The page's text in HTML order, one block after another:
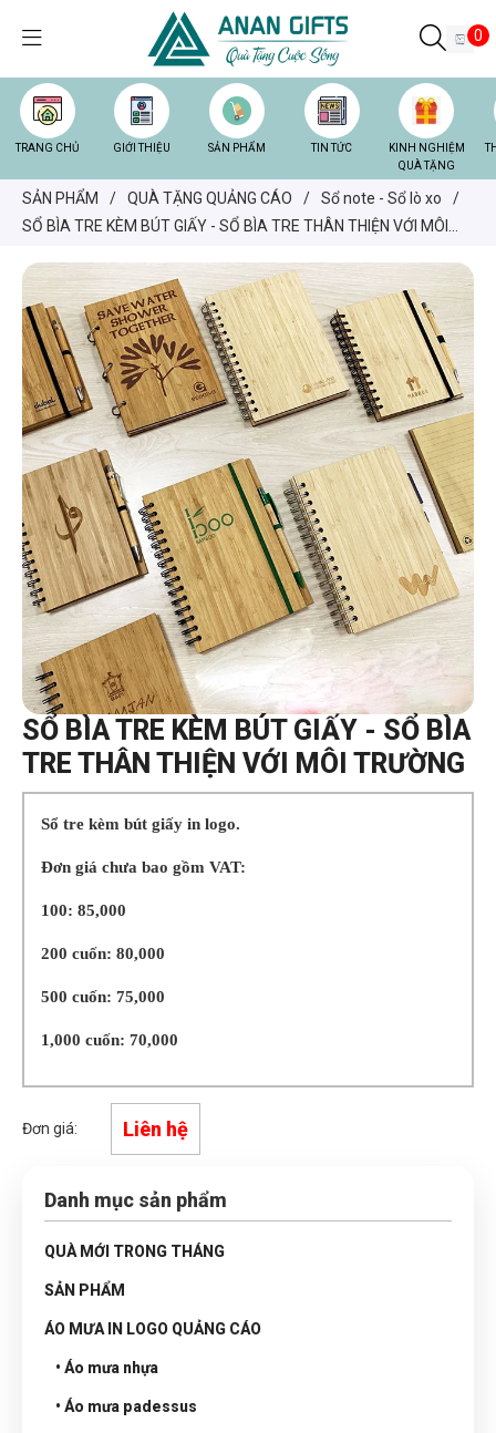
0
TRANG CHỦ GIỚI THIỆU SẢN PHẨM TIN TỨC
KINH NGHIỆM
QUÀ TẶNG
SẢN PHẨM / QUÀ TẶNG QUẢNG CÁO / Sổ note - Sổ lò xo
/
SỔ BÌA TRE KÈM BÚT GIẤY - SỔ BÌA TRE THÂN THIỆN VỚI MÔI
SỔ BÌA TRE KÈM BÚT GIẤY - SỔ BÌA
TRE THÂN THIỆN VỚI MÔI TRƯỜNG
Sổ tre kèm bút giấy in logo.
Đơn giá chưa bao gồm VAT:
100: 85,000
200 cuốn: 80,000
500 cuốn: 75,000
1,000 cuốn: 70,000
Đơn giá: Liên hệ
Danh mục sản phẩm
QUÀ MỚI TRONG THÁNG
SẢN PHẨM
ÁO MƯA IN LOGO QUẢNG CÁO
• Áo mưa nhựa
• Áo mưa padessus